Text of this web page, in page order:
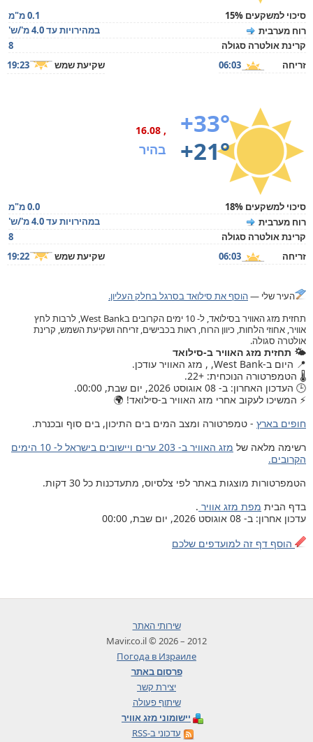
סיכוי למשקעים 15%
0.1 מ"מ
רוח מערבית
במהירויות עד 4.0 מ'/ש'
קרינת אולטרה סגולה
8
זריחה
06:03 שקיעת שמש 19:23
+33°
+21°
, 16.08
בהיר
סיכוי למשקעים 18%
0.0 מ"מ
רוח מערבית
במהירויות עד 4.0 מ'/ש'
קרינת אולטרה סגולה
8
זריחה
06:03 שקיעת שמש 19:22
העיר שלי —הוסף את סילואד בסרגל בחלק העליון.
תחזית מזג האוויר בסילואד, ל- 10 ימים הקרובים בWest Bank, לרבות לחץ
אוויר, אחוזי הלחות, כיוון הרוח, ראות בכבישים, זריחה ושקיעת השמש, קרינת
אולטרה סגולה.
🌤️ תחזית מזג האוויר ב-סילואד
📍 היום ב-West Bank, , מזג האוויר עודכן.
🌡️ הטמפרטורה הנוכחית: +22.
🕒 העדכון האחרון: ב- 08 אוגוסט 2026, יום שבת, 00:00.
⚡ המשיכו לעקוב אחרי מזג האוויר ב-סילואד! 🌍
חופים בארץ - טמפרטורה ומצב המים בים התיכון, בים סוף ובכנרת.
רשימה מלאה של
מזג האוויר ב- 203 ערים ויישובים בישראל ל- 10 הימים
הקרובים.
הטמפרטורות מוצגות באתר לפי צלסיוס, מתעדכנות כל 30 דקות.
בדף הבית מפת מזג אוויר .
עדכון אחרון: ב- 08 אוגוסט 2026, יום שבת, 00:00
הוסף דף זה למועדפים שלכם
שירותי האתר
2012 – 2026 © Mavir.co.il
Погода в Израиле
פרסום באתר
יצירת קשר
שיתוף פעולה
יישומוני מזג אוויר
עדכוני ב-RSS